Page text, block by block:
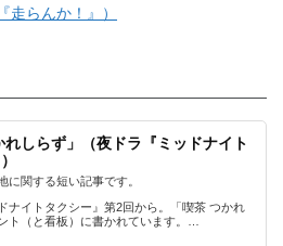
走らんか！』）
れしらず」（夜ドラ『ミッドナイト
に関する短い記事です。
ナイトタクシー』第2回から。「喫茶 つかれ
ト（と看板）に書かれています。…